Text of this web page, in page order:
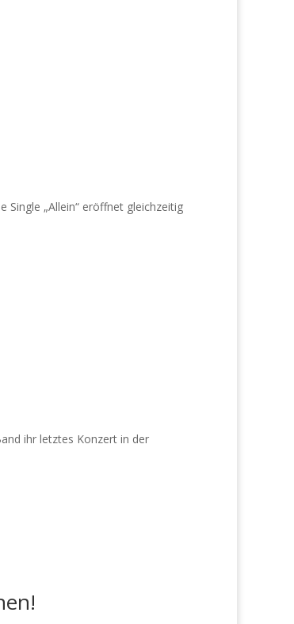
Single „Allein“ eröffnet gleichzeitig
ihr letztes Konzert in der